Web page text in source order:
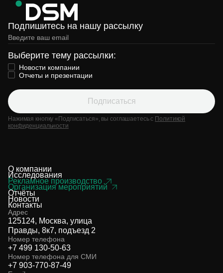
Подпишитесь на нашу рассылку
Выберите тему рассылки:
Новости компании
Отчеты и презентации
Подписаться
Нажимая кнопку «Подписаться», вы соглашаетесь с Политикой
конфиденциальности
О компании
Исследования
Рекламное производство
Организация мероприятий
Отчёты
Новости
Контакты
Адрес
125124, Москва, улица
Правды, 8к7, подъезд 2
Номер телефона
+7 499 130-50-63
Номер телефона для СМИ
+7 903-770-87-49